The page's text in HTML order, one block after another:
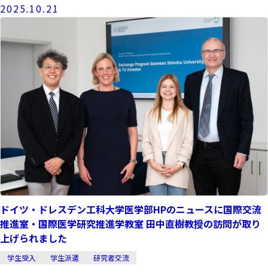
2025.10.21
ドイツ・ドレスデン工科大学医学部HPのニュースに国際交流
推進室・国際医学研究推進学教室 田中直樹教授の訪問が取り
上げられました
学生受入 学生派遣 研究者交流